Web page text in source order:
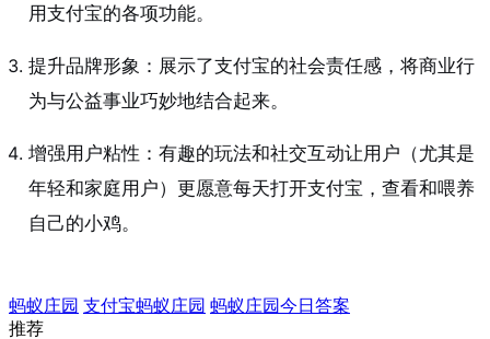
用支付宝的各项功能。
提升品牌形象：展示了支付宝的社会责任感，将商业行
为与公益事业巧妙地结合起来。
增强用户粘性：有趣的玩法和社交互动让用户（尤其是
年轻和家庭用户）更愿意每天打开支付宝，查看和喂养
自己的小鸡。
蚂蚁庄园 支付宝蚂蚁庄园 蚂蚁庄园今日答案
推荐